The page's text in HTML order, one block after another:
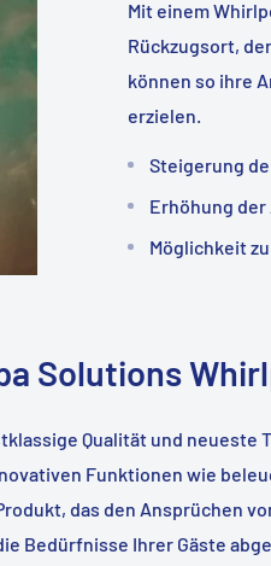
Mit einem
Rückzugsort,
können so ihre
erzielen.
Steigerung
Erhöhung
Möglichkeit
Solutions
Qualität und neueste
Funktionen wie
das den Ansprüchen
Bedürfnisse Ihrer Gäste